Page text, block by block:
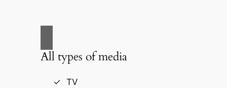
All types of media
TV